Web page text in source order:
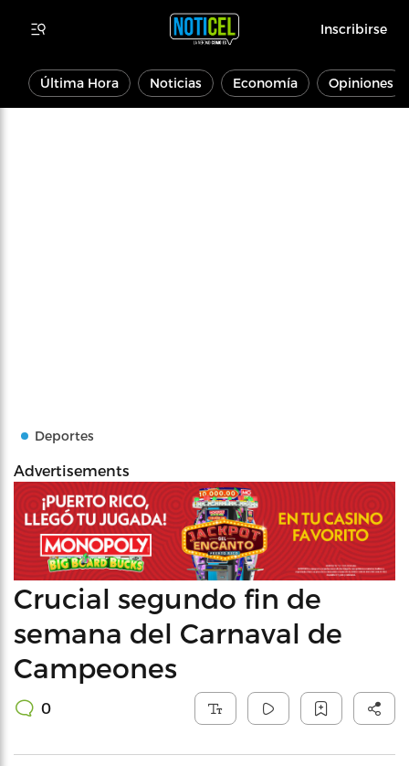
Inscribirse
Última Hora Noticias Economía Opiniones
Deportes
Advertisements
Crucial segundo fin de
semana del Carnaval de
Campeones
0